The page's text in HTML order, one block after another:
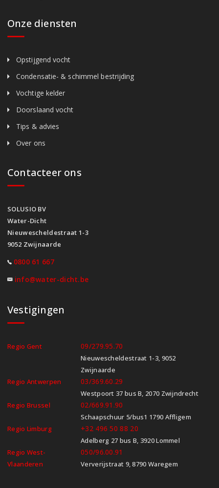
Onze diensten
Opstijgend vocht
Condensatie- & schimmel bestrijding
Vochtige kelder
Doorslaand vocht
Tips & advies
Over ons
Contacteer ons
SOLUSIO BV
Water-Dicht
Nieuwescheldestraat 1-3
9052 Zwijnaarde
0800 61 667
info@water-dicht.be
Vestigingen
Regio Gent 09/279.95.70
Nieuwescheldestraat 1-3, 9052
Zwijnaarde
Regio Antwerpen
03/369.60.29
Westpoort 37 bus B, 2070 Zwijndrecht
Regio Brussel
02/669.91.90
Schaapschuur 5/bus1 1790 Affligem
Regio Limburg
+32 496 50 88 20
Adelberg 27 bus B, 3920 Lommel
Regio West-
Vlaanderen
050/96.00.91
Ververijstraat 9, 8790 Waregem